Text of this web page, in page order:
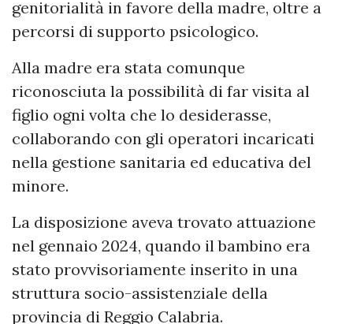
genitorialità in favore della madre, oltre a
percorsi di supporto psicologico.
Alla madre era stata comunque
riconosciuta la possibilità di far visita al
figlio ogni volta che lo desiderasse,
collaborando con gli operatori incaricati
nella gestione sanitaria ed educativa del
minore.
La disposizione aveva trovato attuazione
nel gennaio 2024, quando il bambino era
stato provvisoriamente inserito in una
struttura socio-assistenziale della
provincia di Reggio Calabria.